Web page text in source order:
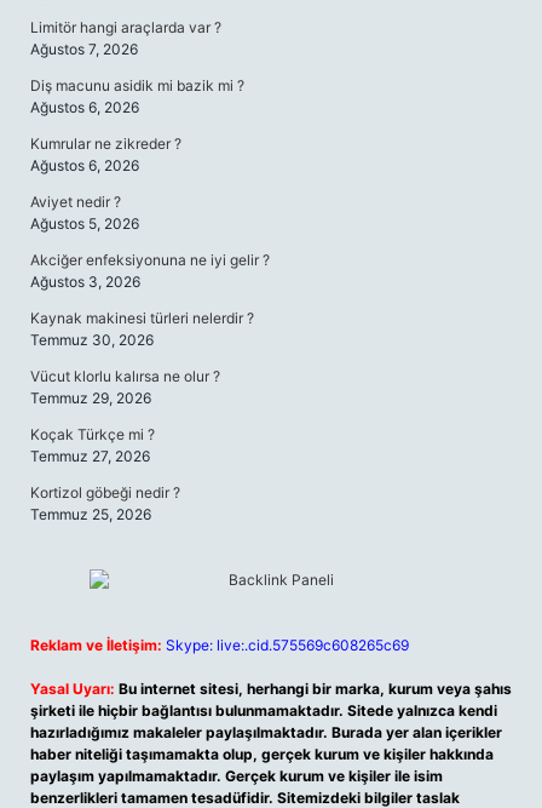
Limitör hangi araçlarda var ?
Ağustos 7, 2026
Diş macunu asidik mi bazik mi ?
Ağustos 6, 2026
Kumrular ne zikreder ?
Ağustos 6, 2026
Aviyet nedir ?
Ağustos 5, 2026
Akciğer enfeksiyonuna ne iyi gelir ?
Ağustos 3, 2026
Kaynak makinesi türleri nelerdir ?
Temmuz 30, 2026
Vücut klorlu kalırsa ne olur ?
Temmuz 29, 2026
Koçak Türkçe mi ?
Temmuz 27, 2026
Kortizol göbeği nedir ?
Temmuz 25, 2026
Reklam ve İletişim: Skype: live:.cid.575569c608265c69
Yasal Uyarı: Bu internet sitesi, herhangi bir marka, kurum veya şahıs
şirketi ile hiçbir bağlantısı bulunmamaktadır. Sitede yalnızca kendi
hazırladığımız makaleler paylaşılmaktadır. Burada yer alan içerikler
haber niteliği taşımamakta olup, gerçek kurum ve kişiler hakkında
paylaşım yapılmamaktadır. Gerçek kurum ve kişiler ile isim
benzerlikleri tamamen tesadüfidir. Sitemizdeki bilgiler taslak